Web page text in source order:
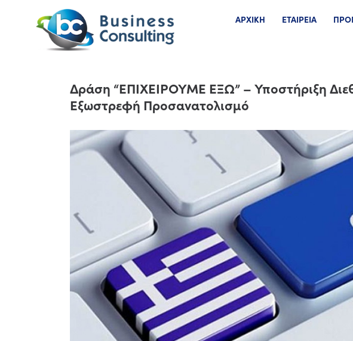
ΑΡΧΙΚΗ ΕΤΑΙΡΕΙΑ
Δράση “ΕΠΙΧΕΙΡΟΥΜΕ ΕΞΩ” – Υποστήριξη
Εξωστρεφή Προσανατολισμό